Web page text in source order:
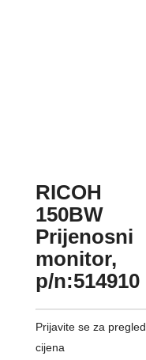
RICOH
150BW
Prijenosni
monitor,
p/n:514910
Prijavite se za pregled
cijena